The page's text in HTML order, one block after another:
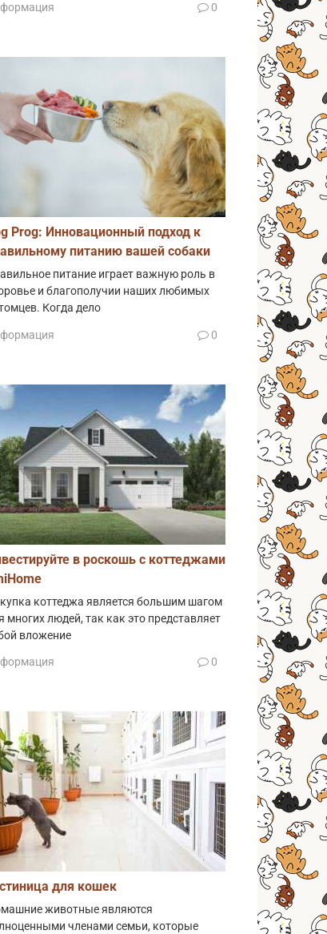
0
Prog: Инновационный подход к
питанию вашей собаки
питание играет важную роль в
и благополучии наших любимых
Когда дело
0
в роскошь с коттеджами
коттеджа является большим шагом
многих людей, так как это представляет
вложение
0
для кошек
животные являются
членами семьи, которые